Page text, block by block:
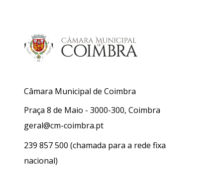
Câmara Municipal de Coimbra
Praça 8 de Maio - 3000-300, Coimbra
geral@cm-coimbra.pt
239 857 500 (chamada para a rede fixa
nacional)